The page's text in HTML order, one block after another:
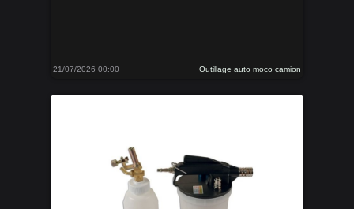
21/07/2026 00:00 Outillage auto moco camion